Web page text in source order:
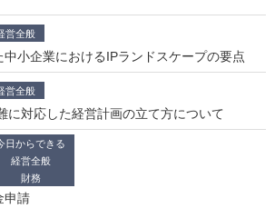
営全般
小企業におけるIPランドスケープの要点
営全般
に対応した経営計画の立て方について
日からできる
経営全般
財務
申請